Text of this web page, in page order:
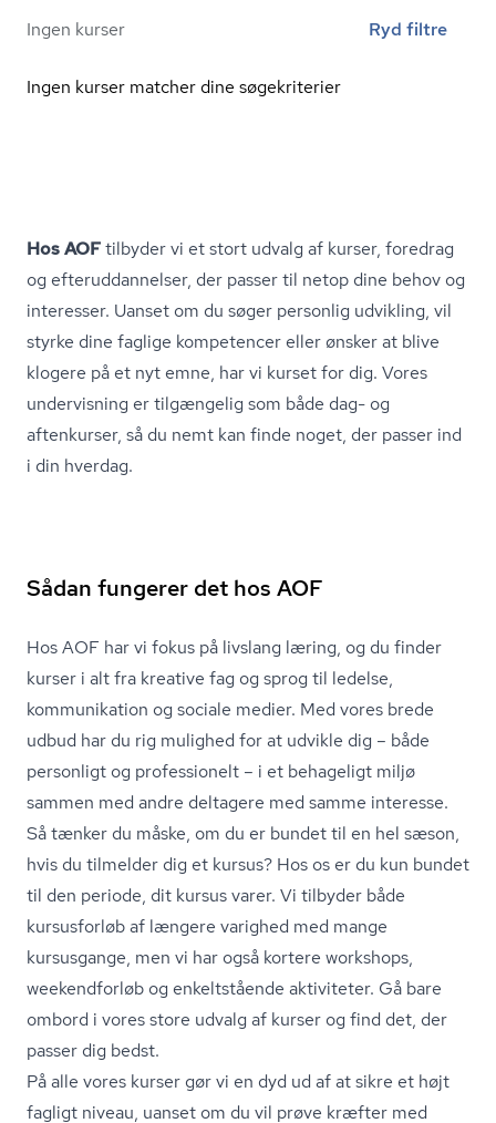
Ingen kurser Ryd filtre
Ingen kurser matcher dine søgekriterier
Hos AOFtilbyder vi et stort udvalg af kurser, foredrag
og ef­ter­ud­dan­nel­ser, der passer til netop dine behov og
interesser. Uanset om du søger personlig udvikling, vil
styrke dine faglige kompetencer eller ønsker at blive
klogere på et nyt emne, har vi kurset for dig. Vores
undervisning er tilgængelig som både dag- og
aftenkurser, så du nemt kan finde noget, der passer ind
i din hverdag.
Sådan fungerer det hos AOF
Hos AOF har vi fokus på livslang læring, og du finder
kurser i alt fra kreative fag og sprog til ledelse,
kommunikation og sociale medier. Med vores brede
udbud har du rig mulighed for at udvikle dig – både
personligt og professionelt – i et behageligt miljø
sammen med andre deltagere med samme interesse.
Så tænker du måske, om du er bundet til en hel sæson,
hvis du tilmelder dig et kursus? Hos os er du kun bundet
til den periode, dit kursus varer. Vi tilbyder både
kursusforløb af længere varighed med mange
kursusgange, men vi har også kortere workshops,
weekendforløb og enkeltstående aktiviteter. Gå bare
ombord i vores store udvalg af kurser og find det, der
passer dig bedst.
På alle vores kurser gør vi en dyd ud af at sikre et højt
fagligt niveau, uanset om du vil prøve kræfter med